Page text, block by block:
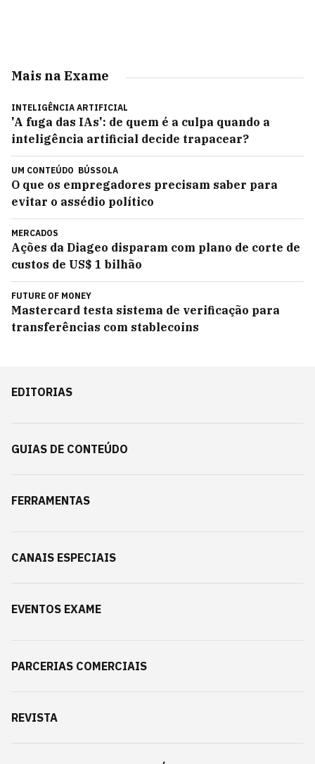
Mais na Exame
INTELIGÊNCIA ARTIFICIAL
'A fuga das IAs': de quem é a culpa quando a
inteligência artificial decide trapacear?
UM CONTEÚDO BÚSSOLA
O que os empregadores precisam saber para
evitar o assédio político
MERCADOS
Ações da Diageo disparam com plano de corte de
custos de US$ 1 bilhão
FUTURE OF MONEY
Mastercard testa sistema de verificação para
transferências com stablecoins
EDITORIAS
GUIAS DE CONTEÚDO
FERRAMENTAS
CANAIS ESPECIAIS
EVENTOS EXAME
PARCERIAS COMERCIAIS
REVISTA